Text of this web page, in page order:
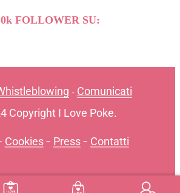
FOLLOWER SU:
- Comunicati
Copyright I Love Poke.
Cookies- Press- Contatti